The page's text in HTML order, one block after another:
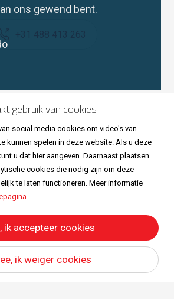
ons gewend bent.
Volg ons ook op
reserved © Vredo 2026.
gebruik van cookies
social media cookies om video's van
kunnen spelen in deze website. Als u deze
u dat hier aangeven. Daarnaast plaatsen
cookies die nodig zijn om deze
te laten functioneren. Meer informatie
.
ik accepteer cookies
ik weiger cookies